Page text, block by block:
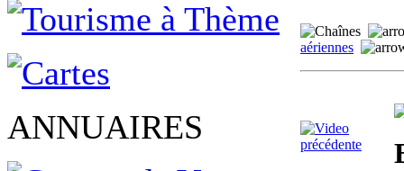
ANNUAIRES
aériennes